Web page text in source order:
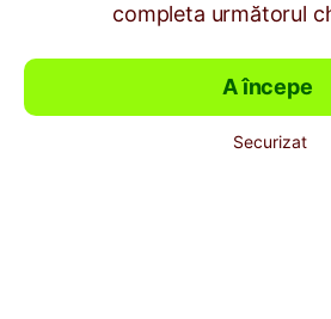
completa următorul
A începe
Securizat